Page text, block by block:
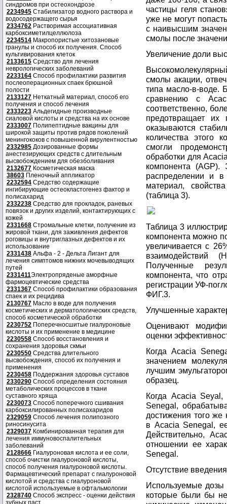
синдромов при остеохондрозе
2234945 Стабилизатор водного раствора и
водосодержащего сырья
2334762 Растворимая ассоциативная
карбоксиметилцеллюлоза
2234514 Макропористые хитозановые
гранулы и способ их получения. Способ
культивирования клеток
2133615 Средство для лечения
неврологических заболеваний
2233164 Способ профилактики развития
послеоперационных спаек брюшной
полости
2133127 Неткатный материал, способ его
получения и способ лечения
2333223 Альдегидные производные
сиаловой кислоты и средства на их основе
2333007 Полипептидные вакцины для
широкой защиты против рядов поколений
менингококов с повышенной вирулентностью
2332985 Дозированные формы
анестезирующих средств с длительным
высвобождением для обезболивания
2132677 Косметическая маска
38603 Пленочный аппликатор
2232594 Средство содержащие
ингибирующие остеокластогенез фактор и
полисахарид
2332238 Средство для прокладок, раневых
повязок и других изделий, контактирующих с
кожей
2331668 Стромальные клетки, получение из
жировой ткани, для заживления дефектов
роговицы и внутриглазных дефектов и их
использование
2331438 Альфа - 2 - Дельта Лигант для
лечения симптомов нижних мочевыводящих
путей
2331411Электропряденые аморфные
фармоцевтические средства
2331367 Способ профилактики образования
спаек и их рецидива
2130767 Масло в воде для получения
косметических и дерматологических средств,
способ косметической обработки
2230752 Поперечносшитые гиалуроновые
кислоты и их применение в медицине
2230558 Способ восстановления и
сохранения здоровья скмьи
2230550 Средства длительного
высвобождения, способ их получения и
применения
2230458 Поддержания здоровья суставов
2330290 Способ определения состояния
метаболических процессов в ткани
суставного хряща
2230073 Способ поперечного сшивания
карбоксилированных полисахаридов
2329059 Способ лечения полипозного
риносинусита
2329037 Комбинированная терапия для
лечения иммуновоспалительных
заболеваний
2128666 Гиалуроновая кислота и ее соли,
способ очистки гиалуроновой кислоты,
способ получения гиалуроновой кислоты.
Фармацевтический препарат с гиалуроновой
кислотой и средства с гиалуроновой
кислотой используемые в офтальмологии
2328740 Способ экспресс - оценки действия
зубных паст
частицы геля
уже не могут
с наивысшим
смолы после
Увеличение доли
смолы акации,
типа масло-в-воде.
сравнению с
соответственно,
предотвращает их
оказываются
количества этого
смогли
обработки для
компонента
распределении и
материал,
(таблица 3).
Таблица 3
компонента можно
увеличивается с
взаимодействий
Полученные
компонента, что
регистрации УФ-
ФИГ.3.
Улучшенные
Оценивают
оценки
Когда Acacia
значением
лучшим
образец.
Когда Acacia
Senegal,
достижения того же
в Acacia Senegal,
Действительно,
отношении ее
Senegal.
Отсутствие
Используемые дозы
которые были бы